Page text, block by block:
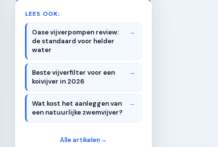
LEES OOK:
Oase vijverpompen review:
de standaard voor helder
water
Beste vijverfilter voor een
koivijver in 2026
Wat kost het aanleggen van
een natuurlijke zwemvijver?
Alle artikelen